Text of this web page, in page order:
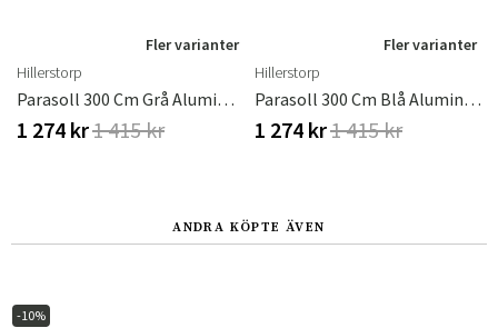
Fler varianter
Hillerstorp
Parasoll 300 Cm Grå Aluminium
1 274 kr1 415 kr
Fler varianter
Hillerstorp
Parasoll 300 Cm Blå Aluminium
1 274 kr1 415 kr
ANDRA KÖPTE ÄVEN
-10%